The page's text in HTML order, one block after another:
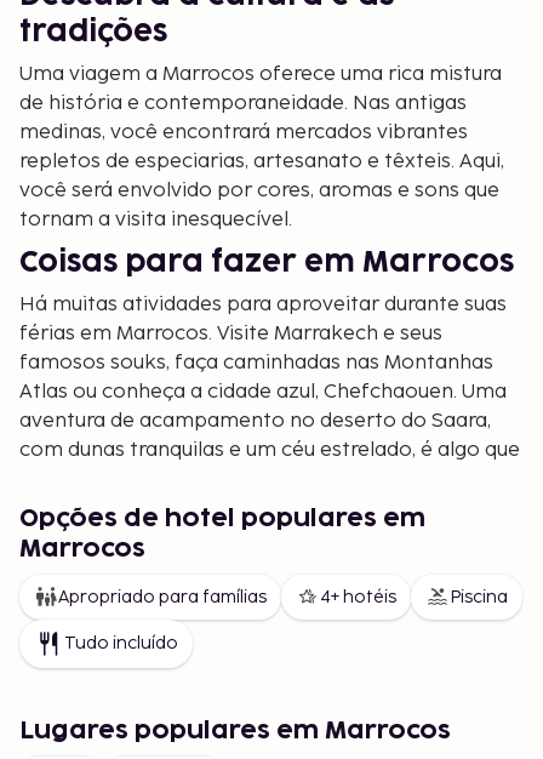
tradições
Uma viagem a Marrocos oferece uma rica mistura
de história e contemporaneidade. Nas antigas
medinas, você encontrará mercados vibrantes
repletos de especiarias, artesanato e têxteis. Aqui,
você será envolvido por cores, aromas e sons que
tornam a visita inesquecível.
Coisas para fazer em Marrocos
Há muitas atividades para aproveitar durante suas
férias em Marrocos. Visite Marrakech e seus
famosos souks, faça caminhadas nas Montanhas
Atlas ou conheça a cidade azul, Chefchaouen. Uma
aventura de acampamento no deserto do Saara,
com dunas tranquilas e um céu estrelado, é algo que
Comida e sabores
A culinária marroquina é uma experiência à parte.
Pratos clássicos como tagine e cuscuz são repletos
de sabor e especiarias. Nas ruas, você pode
experimentar suco de laranja fresco, pão recém-
Opções de hotel populares em
Marrocos
Apropriado para famílias 4+ hotéis Piscina
Tudo incluído
Lugares populares em Marrocos